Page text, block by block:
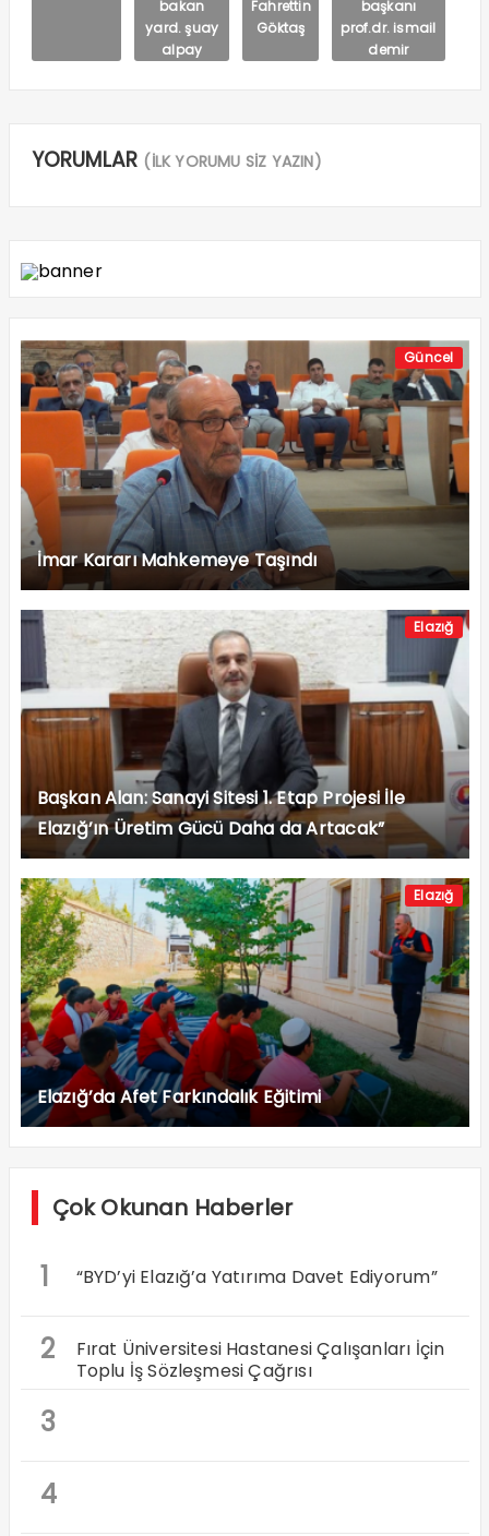
bakan
yard. şuay
alpay
Fahrettin
Göktaş
başkanı
prof.dr. ismail
demir
YORUMLAR (İLK YORUMU SİZ YAZIN)
Güncel
İmar Kararı Mahkemeye Taşındı
Elazığ
Başkan Alan: Sanayi Sitesi 1. Etap Projesi İle
Elazığ’ın Üretim Gücü Daha da Artacak”
Elazığ
Elazığ’da Afet Farkındalık Eğitimi
Çok Okunan Haberler
1 “BYD’yi Elazığ’a Yatırıma Davet Ediyorum”
2
Fırat Üniversitesi Hastanesi Çalışanları İçin
Toplu İş Sözleşmesi Çağrısı
3
4